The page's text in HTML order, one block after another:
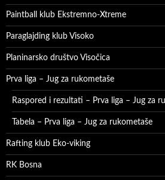
Paintball klub Ekstremno-Xtreme
Paraglajding klub Visoko
Planinarsko društvo Visočica
Prva liga – Jug za rukometaše
Raspored i rezultati – Prva liga – Jug za
Tabela – Prva liga – Jug za rukometaše
Rafting klub Eko-viking
RK Bosna